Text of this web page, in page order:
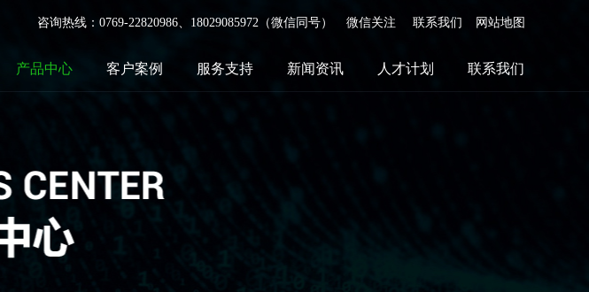
咨询热线：0769-22820986、18029085972（微信同号） 微信关注 联系我们 网站地图
产品中心 客户案例 服务支持 新闻资讯 人才计划 联系我们